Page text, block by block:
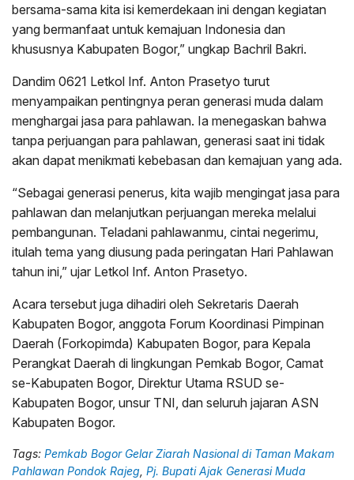
bersama-sama kita isi kemerdekaan ini dengan kegiatan
yang bermanfaat untuk kemajuan Indonesia dan
khususnya Kabupaten Bogor,” ungkap Bachril Bakri.
Dandim 0621 Letkol Inf. Anton Prasetyo turut
menyampaikan pentingnya peran generasi muda dalam
menghargai jasa para pahlawan. Ia menegaskan bahwa
tanpa perjuangan para pahlawan, generasi saat ini tidak
akan dapat menikmati kebebasan dan kemajuan yang ada.
“Sebagai generasi penerus, kita wajib mengingat jasa para
pahlawan dan melanjutkan perjuangan mereka melalui
pembangunan. Teladani pahlawanmu, cintai negerimu,
itulah tema yang diusung pada peringatan Hari Pahlawan
tahun ini,” ujar Letkol Inf. Anton Prasetyo.
Acara tersebut juga dihadiri oleh Sekretaris Daerah
Kabupaten Bogor, anggota Forum Koordinasi Pimpinan
Daerah (Forkopimda) Kabupaten Bogor, para Kepala
Perangkat Daerah di lingkungan Pemkab Bogor, Camat
se-Kabupaten Bogor, Direktur Utama RSUD se-
Kabupaten Bogor, unsur TNI, dan seluruh jajaran ASN
Kabupaten Bogor.
Tags: Pemkab Bogor Gelar Ziarah Nasional di Taman Makam
Pahlawan Pondok Rajeg Pj. Bupati Ajak Generasi Muda